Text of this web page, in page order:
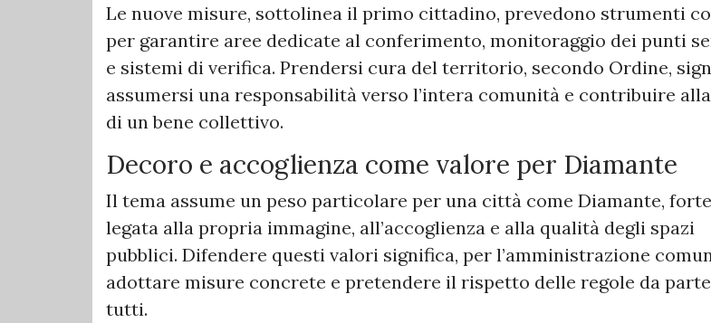
Le nuove misure, sottolinea il primo cittadino, prevedono strumenti
per garantire aree dedicate al conferimento, monitoraggio dei punti
e sistemi di verifica. Prendersi cura del territorio, secondo Ordine,
assumersi una responsabilità verso l’intera comunità e contribuire
di un bene collettivo.
Decoro e accoglienza come valore per Diamante
Il tema assume un peso particolare per una città come Diamante,
legata alla propria immagine, all’accoglienza e alla qualità degli spazi
pubblici. Difendere questi valori significa, per l’amministrazione
adottare misure concrete e pretendere il rispetto delle regole da
tutti.